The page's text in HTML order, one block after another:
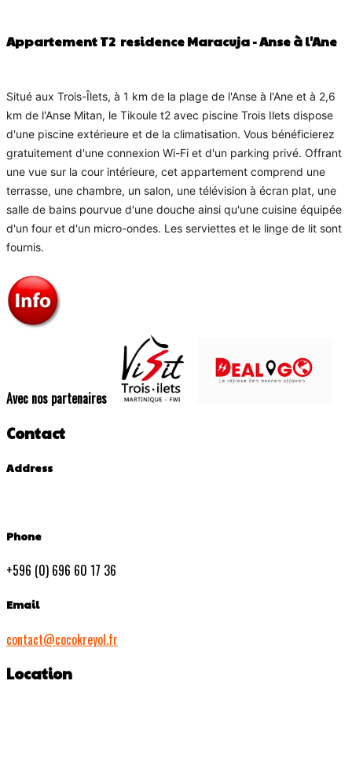
Appartement T2 residence Maracuja - Anse à l'Ane
Situé aux Trois-Îlets, à 1 km de la plage de l'Anse à l'Ane et à 2,6
km de l'Anse Mitan, le Tikoule t2 avec piscine Trois Ilets dispose
d'une piscine extérieure et de la climatisation. Vous bénéficierez
gratuitement d'une connexion Wi-Fi et d'un parking privé. Offrant
une vue sur la cour intérieure, cet appartement comprend une
terrasse, une chambre, un salon, une télévision à écran plat, une
salle de bains pourvue d'une douche ainsi qu'une cuisine équipée
d'un four et d'un micro-ondes. Les serviettes et le linge de lit sont
fournis.
Avec nos partenaires
Contact
Address
Phone
+596 (0) 696 60 17 36
Email
contact@cocokreyol.fr
Location